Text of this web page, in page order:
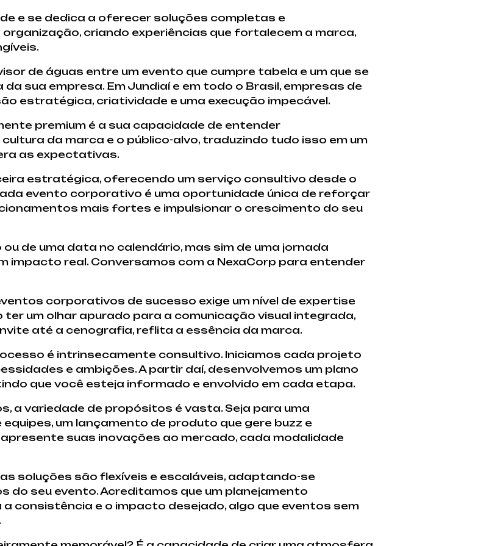
e se dedica a oferecer soluções completas e
criando experiências que fortalecem a marca,
de águas entre um evento que cumpre tabela e um que se
sua empresa. Em Jundiaí e em todo o Brasil, empresas de
estratégica, criatividade e uma execução impecável.
premium é a sua capacidade de entender
da marca e o público-alvo, traduzindo tudo isso em um
as expectativas.
estratégica, oferecendo um serviço consultivo desde o
evento corporativo é uma oportunidade única de reforçar
mais fortes e impulsionar o crescimento do seu
de uma data no calendário, mas sim de uma jornada
impacto real. Conversamos com a NexaCorp para entender
corporativos de sucesso exige um nível de expertise
ter um olhar apurado para a comunicação visual integrada,
até a cenografia, reflita a essência da marca.
é intrinsecamente consultivo. Iniciamos cada projeto
e ambições. A partir daí, desenvolvemos um plano
que você esteja informado e envolvido em cada etapa.
a variedade de propósitos é vasta. Seja para uma
um lançamento de produto que gere buzz e
suas inovações ao mercado, cada modalidade
soluções são flexíveis e escaláveis, adaptando-se
seu evento. Acreditamos que um planejamento
consistência e o impacto desejado, algo que eventos sem